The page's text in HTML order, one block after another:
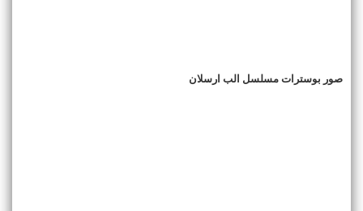
صور بوسترات مسلسل الب ارسلان